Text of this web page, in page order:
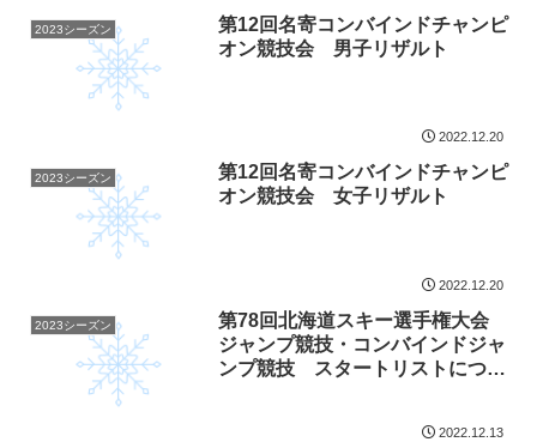
2023シーズン
第12回名寄コンバインドチャンピ
オン競技会 男子リザルト
2022.12.20
2023シーズン
第12回名寄コンバインドチャンピ
オン競技会 女子リザルト
2022.12.20
2023シーズン
第78回北海道スキー選手権大会
ジャンプ競技・コンバインドジャ
ンプ競技 スタートリストについ
2022.12.13